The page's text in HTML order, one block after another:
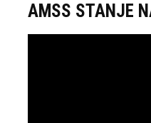
AMSS STANJE